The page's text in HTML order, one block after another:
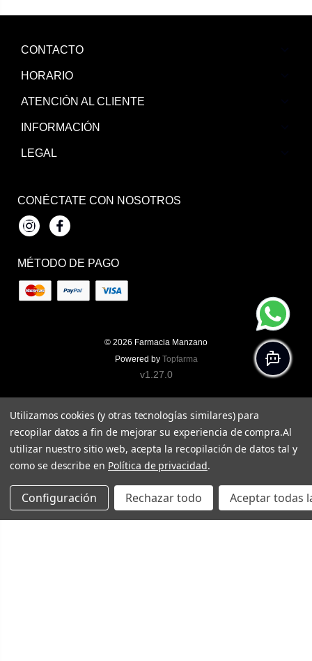
CONTACTO
HORARIO
ATENCIÓN AL CLIENTE
INFORMACIÓN
LEGAL
CONÉCTATE CON NOSOTROS
InstagramFacebook
MÉTODO DE PAGO
© 2026 Farmacia Manzano
Powered by Topfarma
v1.27.0
Utilizamos cookies (y otras tecnologías similares) para
recopilar datos a fin de mejorar su experiencia de compra.Al
utilizar nuestro sitio web, acepta la recopilación de datos tal y
como se describe en Política de privacidad.
Configuración Rechazar todo Aceptar todas